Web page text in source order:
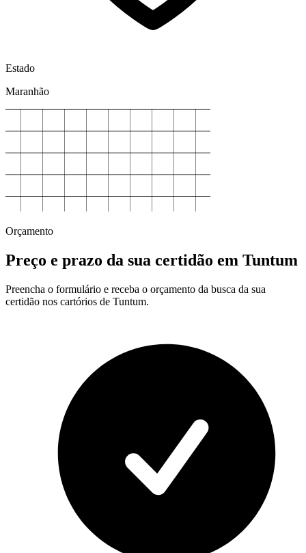
Estado
Maranhão
Orçamento
Preço e prazo da sua certidão em Tuntum
Preencha o formulário e receba o orçamento da busca da sua
certidão nos cartórios de Tuntum.